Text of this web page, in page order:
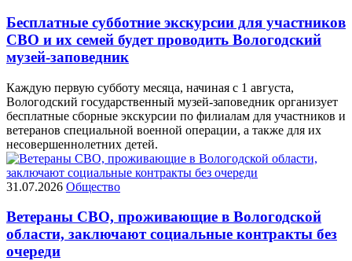
Бесплатные субботние экскурсии для участников
СВО и их семей будет проводить Вологодский
музей-заповедник
Каждую первую субботу месяца, начиная с 1 августа,
Вологодский государственный музей‑заповедник организует
бесплатные сборные экскурсии по филиалам для участников и
ветеранов специальной военной операции, а также для их
несовершеннолетних детей.
31.07.2026 Общество
Ветераны СВО, проживающие в Вологодской
области, заключают социальные контракты без
очереди